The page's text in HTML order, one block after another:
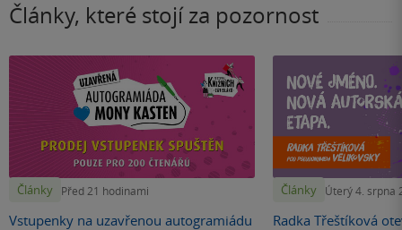
Články, které stojí za pozornost
Články Před 21 hodinami
Vstupenky na uzavřenou autogramiádu
Články Úterý 4. srpna
Radka Třeštíková